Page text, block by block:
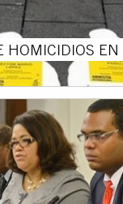
HOMICIDIOS